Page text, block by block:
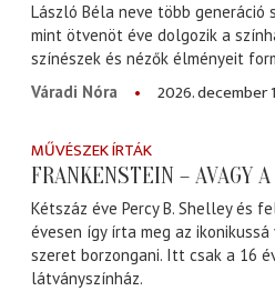
László Béla neve több generáció
mint ötvenöt éve dolgozik a
színészek és nézők élményeit
Váradi Nóra
2026. december
MŰVÉSZEK ÍRTÁK
FRANKENSTEIN – AVAGY
Kétszáz éve Percy B. Shelley és
évesen így írta meg az
szeret borzongani. Itt csak a 16
látványszínház.